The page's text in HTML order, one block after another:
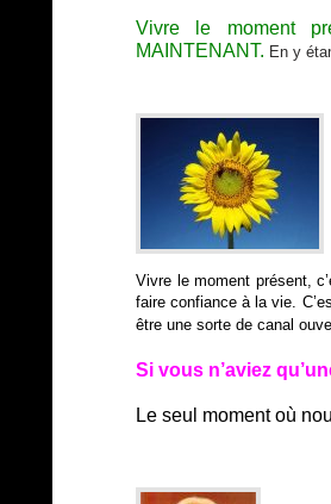
Vivre le moment
MAINTENANT. En y
Vivre le moment présent,
faire confiance à la vie.
être une sorte de canal
Si vous n’aviez
Le seul moment où